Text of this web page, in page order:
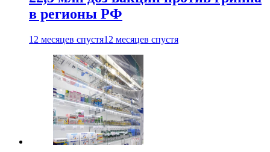
в регионы РФ
12 месяцев спустя12 месяцев спустя